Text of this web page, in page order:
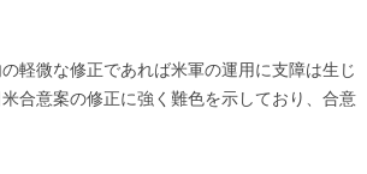
軽微な修正であれば米軍の運用に支障は生じ
合意案の修正に強く難色を示しており、合意